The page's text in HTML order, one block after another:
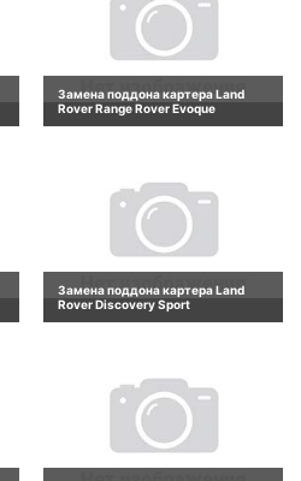
Замена поддона картера Land
Rover Range Rover Evoque
Замена поддона картера Land
Rover Discovery Sport